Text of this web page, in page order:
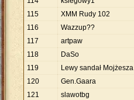
115
XMM Rudy 102
116
Wazzup??
117
artpaw
118
DaSo
119
Lewy sandał Mojżesza
120
Gen.Gaara
121
slawotbg